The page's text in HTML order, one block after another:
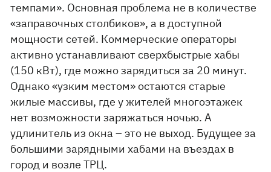
темпами». Основная проблема не в количестве
«заправочных столбиков», а в доступной
мощности сетей. Коммерческие операторы
активно устанавливают сверхбыстрые хабы
(150 кВт), где можно зарядиться за 20 минут.
Однако «узким местом» остаются старые
жилые массивы, где у жителей многоэтажек
нет возможности заряжаться ночью. А
удлинитель из окна – это не выход. Будущее за
большими зарядными хабами на въездах в
город и возле ТРЦ.